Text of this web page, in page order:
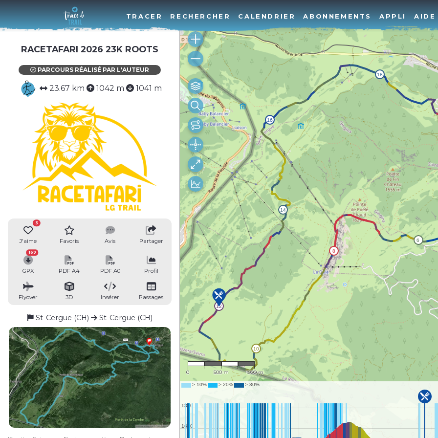
TRACER RECHERCHER CALENDRIER ABONNEMENTS APPLI AIDE
RACETAFARI 2026 23K ROOTS
PARCOURS RÉALISÉ PAR L'AUTEUR
23.67 km 1042 m 1041 m
J'aime
3
Favoris Avis Partager
GPX
169
PDF A4 PDF A0 Profil
Flyover 3D Insérer Passages
St-Cergue (CH) St-Cergue (CH)
1 : 26,136
0 500 m 1000 m